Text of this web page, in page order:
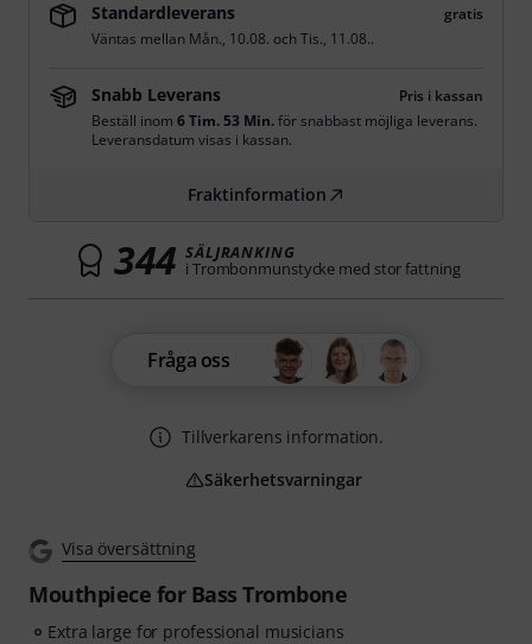
Visa översättning
Mouthpiece for Bass Trombone
Extra large for professional musicians
Standardleverans
gratis
Väntas mellan Mån., 10.08. ochTis., 11.08..
Snabb Leverans
Pris i kassan
Beställ inom 6 Tim. 53 Min.för snabbast möjliga leverans.
Leveransdatum visas i kassan.
Fraktinformation
344 SÄLJRANKING
i Trombonmunstycke med stor fattning
Fråga oss
Tillverkarens information.
Säkerhetsvarningar